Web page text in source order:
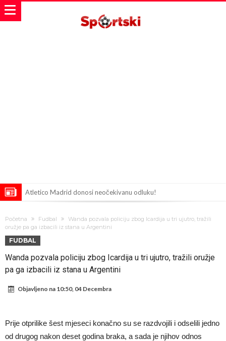
Atletico Madrid donosi neočekivanu odluku!
U Firenci poludili za Mastantounom
City prodao rezervnog golmana za 50 miliona eura
Istina konačno isplivala na površinu! Rodri ponizio Real Madrid kao
Prva ponuda za Rafaela Leaa – odbijena!
Početna Fudbal
Wanda pozvala policiju zbog Icardija u tri ujutro, tražili
oružje pa ga izbacili iz stana u Argentini
FUDBAL
Wanda pozvala policiju zbog Icardija u tri ujutro, tražili oružje
pa ga izbacili iz stana u Argentini
Objavljeno na 10:50, 04 Decembra
Prije otprilike šest mjeseci konačno su se razdvojili i odselili jedno
od drugog nakon deset godina braka, a sada je njihov odnos